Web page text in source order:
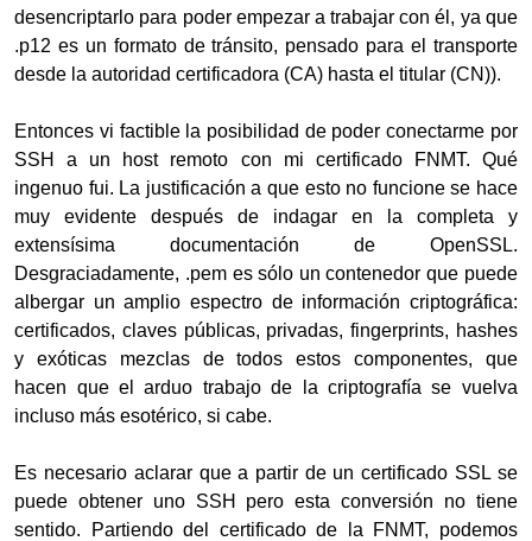
desencriptarlo para poder empezar a trabajar con él, ya que
.p12 es un formato de tránsito, pensado para el transporte
desde la autoridad certificadora (CA) hasta el titular (CN)).
Entonces vi factible la posibilidad de poder conectarme por
SSH a un host remoto con mi certificado FNMT. Qué
ingenuo fui. La justificación a que esto no funcione se hace
muy evidente después de indagar en la completa y
extensísima documentación de OpenSSL.
Desgraciadamente, .pem es sólo un contenedor que puede
albergar un amplio espectro de información criptográfica:
certificados, claves públicas, privadas, fingerprints, hashes
y exóticas mezclas de todos estos componentes, que
hacen que el arduo trabajo de la criptografía se vuelva
incluso más esotérico, si cabe.
Es necesario aclarar que a partir de un certificado SSL se
puede obtener uno SSH pero esta conversión no tiene
sentido. Partiendo del certificado de la FNMT, podemos